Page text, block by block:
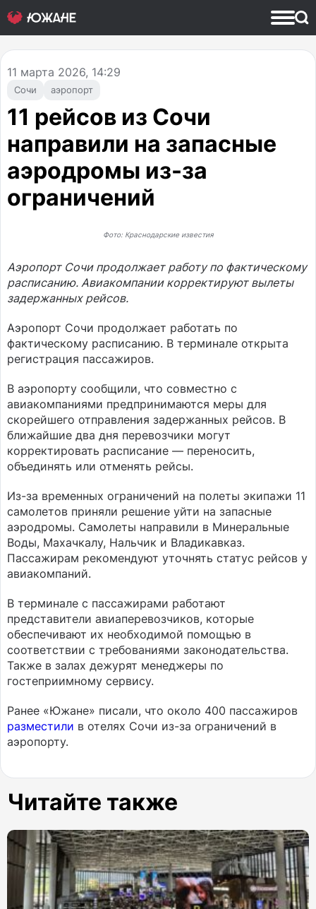
Сочи аэропорт
11 марта 2026, 14:29
11 рейсов из Сочи
направили на запасные
аэродромы из-за
ограничений
Фото: Краснодарские известия
Аэропорт Сочи продолжает работу по фактическому
расписанию. Авиакомпании корректируют вылеты
задержанных рейсов.
Аэропорт Сочи продолжает работать по
фактическому расписанию. В терминале открыта
регистрация пассажиров.
В аэропорту сообщили, что совместно с
авиакомпаниями предпринимаются меры для
скорейшего отправления задержанных рейсов. В
ближайшие два дня перевозчики могут
корректировать расписание — переносить,
объединять или отменять рейсы.
Из-за временных ограничений на полеты экипажи 11
самолетов приняли решение уйти на запасные
аэродромы. Самолеты направили в Минеральные
Воды, Махачкалу, Нальчик и Владикавказ.
Пассажирам рекомендуют уточнять статус рейсов у
авиакомпаний.
В терминале с пассажирами работают
представители авиаперевозчиков, которые
обеспечивают их необходимой помощью в
соответствии с требованиями законодательства.
Также в залах дежурят менеджеры по
гостеприимному сервису.
Ранее «Южане» писали, что около 400 пассажиров
разместили в отелях Сочи из-за ограничений в
аэропорту.
Читайте также